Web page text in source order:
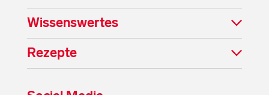
Wissenswertes
Rezepte